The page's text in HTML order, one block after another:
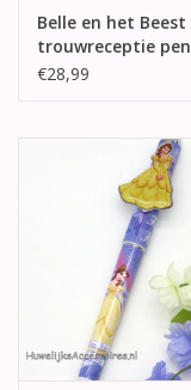
Belle en het Beest
trouwreceptie pen
houder
€28,99